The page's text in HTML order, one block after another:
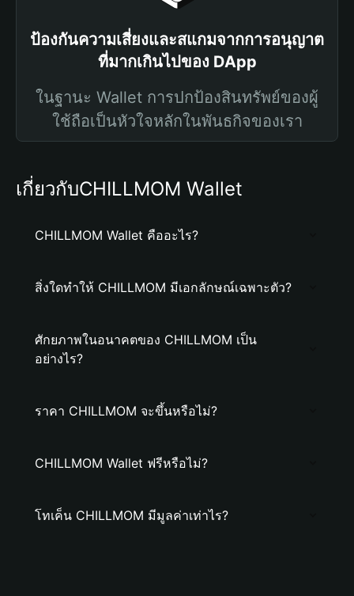
ป้องกันความเสี่ยงและสแกมจากการอนุญาต
ที่มากเกินไปของ DApp
ในฐานะ Wallet การปกป้องสินทรัพย์ของผู้
ใช้ถือเป็นหัวใจหลักในพันธกิจของเรา
เกี่ยวกับCHILLMOM Wallet
CHILLMOM Wallet คืออะไร?
สิ่งใดทำให้ CHILLMOM มีเอกลักษณ์เฉพาะตัว?
ศักยภาพในอนาคตของ CHILLMOM เป็น
อย่างไร?
ราคา CHILLMOM จะขึ้นหรือไม่?
CHILLMOM Wallet ฟรีหรือไม่?
โทเค็น CHILLMOM มีมูลค่าเท่าไร?